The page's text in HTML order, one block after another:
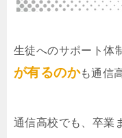
生徒へのサポート体
が有るのかも通信
通信高校でも、卒業